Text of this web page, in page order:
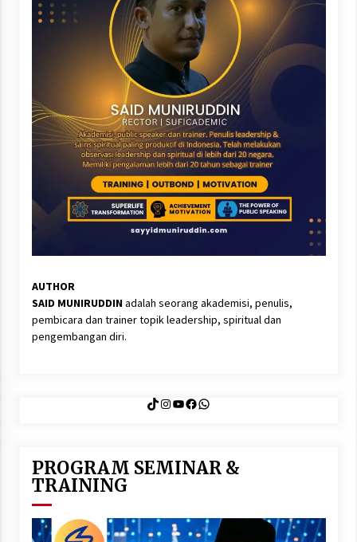
AUTHOR
SAID MUNIRUDDINadalah seorang akademisi, penulis,
pembicara dan trainer topik leadership, spiritual dan
pengembangan diri.
TikTok
Instagram
YouTube
Facebook
WhatsApp
PROGRAM SEMINAR &
TRAINING